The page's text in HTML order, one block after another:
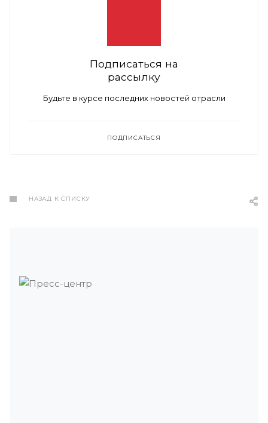
Подписаться на
рассылку
Будьте в курсе последних новостей отрасли
ПОДПИСАТЬСЯ
НАЗАД К СПИСКУ